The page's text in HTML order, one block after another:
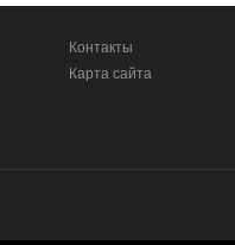
Контакты
Карта сайта